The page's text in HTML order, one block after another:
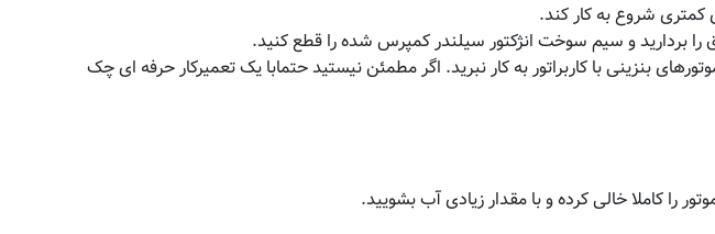
شروع به کار کند.
بردارید و سیم سوخت انژکتور سیلندر کمپرس شده را قطع کنید.
بنزینی با کاربراتور به کار نبرید. اگر مطمئن نیستید حتمابا یک تعمیرکار حرفه ای چک
را کاملا خالی کرده و با مقدار زیادی آب بشویید.